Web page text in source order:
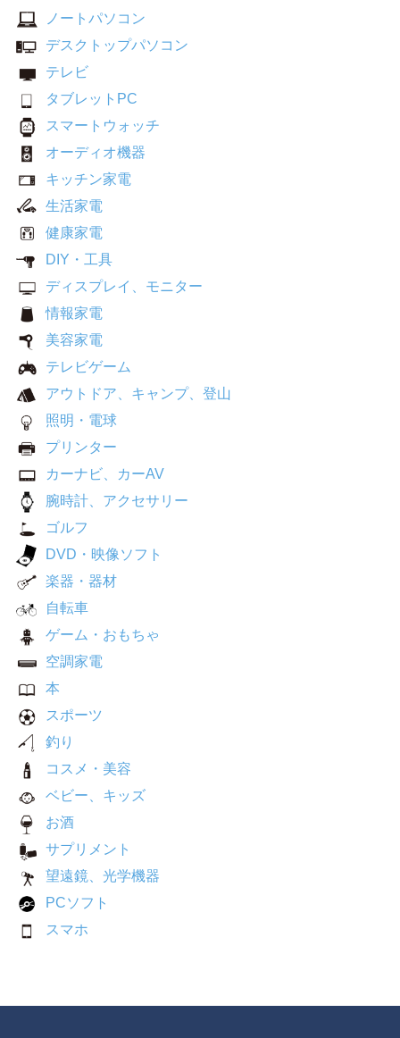
ノートパソコン
デスクトップパソコン
テレビ
タブレットPC
スマートウォッチ
オーディオ機器
キッチン家電
生活家電
健康家電
DIY・工具
ディスプレイ、モニター
情報家電
美容家電
テレビゲーム
アウトドア、キャンプ、登山
照明・電球
プリンター
カーナビ、カーAV
腕時計、アクセサリー
ゴルフ
DVD・映像ソフト
楽器・器材
自転車
ゲーム・おもちゃ
空調家電
本
スポーツ
釣り
コスメ・美容
ベビー、キッズ
お酒
サプリメント
望遠鏡、光学機器
PCソフト
スマホ